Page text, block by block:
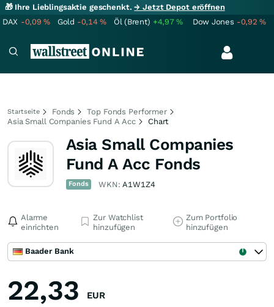
🎁 Ihre Lieblingsaktie geschenkt.→ Jetzt Depot eröffnen
DAX -0,09% Gold -0,14% Öl (Brent) +4,97% Dow Jones -0,92%
Startseite Fonds
Top Fonds Performer
Asia Small Companies Fund A Acc
Chart
Asia Small Companies
Fund A Acc Fonds
Fonds WKN:A1W1Z4
Alarme
einrichten
Zur Watchlist
hinzufügen
Zum Portfolio
hinzufügen
Baader Bank
22,33 EUR